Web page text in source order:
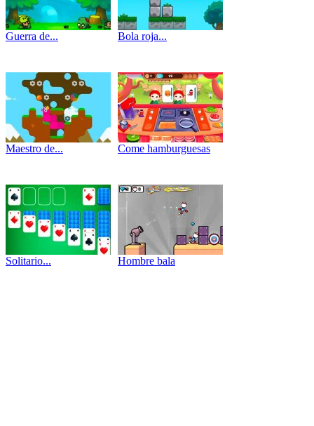
Guerra de... Bola roja...
Maestro de... Come hamburguesas
Solitario... Hombre bala